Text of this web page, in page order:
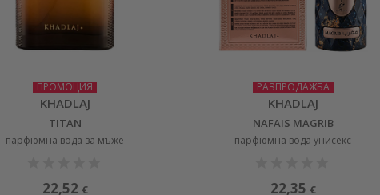
ПРОМОЦИЯ
KHADLAJ
TITAN
парфюмна вода за мъже
22,52 €
РАЗПРОДАЖБА
KHADLAJ
NAFAIS MAGRIB
парфюмна вода унисекс
22,35 €